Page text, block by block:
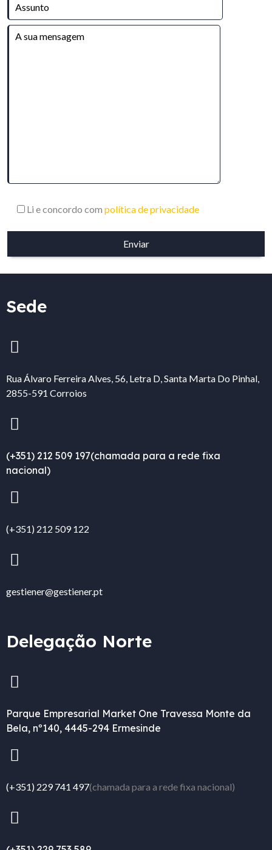
Li e concordo com política de privacidade
Sede
Rua Álvaro Ferreira Alves, 56, Letra D, Santa Marta Do Pinhal,
2855-591 Corroios
(+351) 212 509 197(chamada para a rede fixa
nacional)
(+351) 212 509 122
gestiener@gestiener.pt
Delegação Norte
Parque Empresarial Market One Travessa Monte da
Bela, nº140, 4445-294 Ermesinde
(+351) 229 741 497(chamada para a rede fixa nacional)